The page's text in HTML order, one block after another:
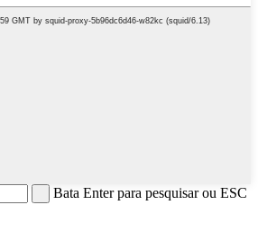
Bata Enter para pesquisar ou ESC